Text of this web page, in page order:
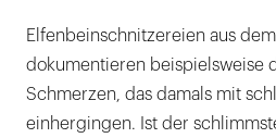
Elfenbeinschnitzereien aus
dokumentieren beispielsweise
Schmerzen, das damals mit
einhergingen. Ist der